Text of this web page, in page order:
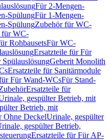
Für 2-Mengen-
SpülungFür 1-Mengen-
SpülungZubehör für WC-
für WC-
RohbausetsFür WC-
Ersatzteile für Für
Geberit Monolith
Ersatzteile für Sanitärmodule
Für Wand-WCsFür Stand-
Ersatzteile für
gespülter Betrieb, mit
Betrieb, mit
Ohne DeckelUrinale, gespülter
gespülter Betrieb,
Ersatzteile für Für AP-